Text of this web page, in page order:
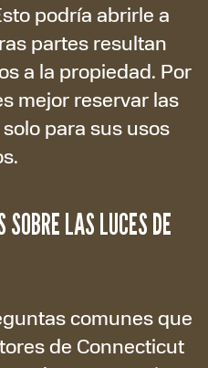
podría abrirle a
partes resultan
a la propiedad. Por
mejor reservar las
para sus usos
SOBRE LAS LUCES DE
comunes que
de Connecticut